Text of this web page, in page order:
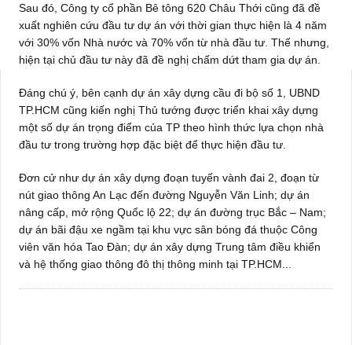
Sau đó, Công ty cổ phần Bê tông 620 Châu Thới cũng đã đề
xuất nghiên cứu đầu tư dự án với thời gian thực hiện là 4 năm
với 30% vốn Nhà nước và 70% vốn từ nhà đầu tư. Thế nhưng,
hiện tại chủ đầu tư này đã đề nghị chấm dứt tham gia dự án.
Đáng chú ý, bên cạnh dự án xây dựng cầu đi bộ số 1, UBND
TP.HCM cũng kiến nghị Thủ tướng được triển khai xây dựng
một số dự án trọng điểm của TP theo hình thức lựa chọn nhà
đầu tư trong trường hợp đặc biệt để thực hiện đầu tư.
Đơn cử như dự án xây dựng đoạn tuyến vành đai 2, đoạn từ
nút giao thông An Lạc đến đường Nguyễn Văn Linh; dự án
nâng cấp, mở rộng Quốc lộ 22; dự án đường trục Bắc – Nam;
dự án bãi đậu xe ngầm tại khu vực sân bóng đá thuộc Công
viên văn hóa Tao Đàn; dự án xây dựng Trung tâm điều khiển
và hệ thống giao thông đô thị thông minh tại TP.HCM...